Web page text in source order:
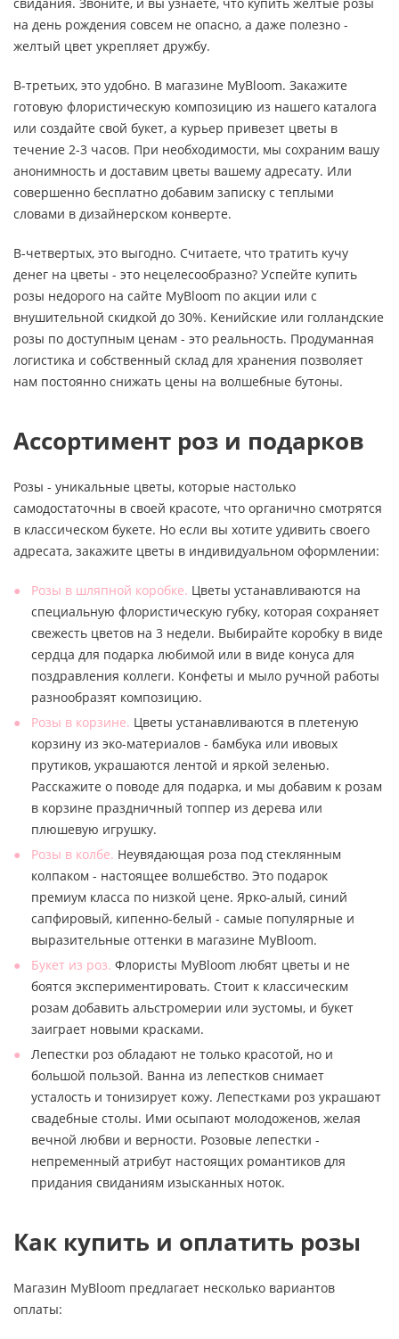
на день рождения совсем не опасно, а даже полезно -
желтый цвет укрепляет дружбу.
В-третьих, это удобно. В магазине MyBloom. Закажите
готовую флористическую композицию из нашего каталога
или создайте свой букет, а курьер привезет цветы в
течение 2-3 часов. При необходимости, мы сохраним вашу
анонимность и доставим цветы вашему адресату. Или
совершенно бесплатно добавим записку с теплыми
словами в дизайнерском конверте.
В-четвертых, это выгодно. Считаете, что тратить кучу
денег на цветы - это нецелесообразно? Успейте купить
розы недорого на сайте MyBloom по акции или с
внушительной скидкой до 30%. Кенийские или голландские
розы по доступным ценам - это реальность. Продуманная
логистика и собственный склад для хранения позволяет
нам постоянно снижать цены на волшебные бутоны.
Ассортимент роз и подарков
Розы - уникальные цветы, которые настолько
самодостаточны в своей красоте, что органично смотрятся
в классическом букете. Но если вы хотите удивить своего
адресата, закажите цветы в индивидуальном оформлении:
Розы в шляпной коробке. Цветы устанавливаются на
специальную флористическую губку, которая сохраняет
свежесть цветов на 3 недели. Выбирайте коробку в виде
сердца для подарка любимой или в виде конуса для
поздравления коллеги. Конфеты и мыло ручной работы
разнообразят композицию.
Розы в корзине. Цветы устанавливаются в плетеную
корзину из эко-материалов - бамбука или ивовых
прутиков, украшаются лентой и яркой зеленью.
Расскажите о поводе для подарка, и мы добавим к розам
в корзине праздничный топпер из дерева или
плюшевую игрушку.
Розы в колбе. Неувядающая роза под стеклянным
колпаком - настоящее волшебство. Это подарок
премиум класса по низкой цене. Ярко-алый, синий
сапфировый, кипенно-белый - самые популярные и
выразительные оттенки в магазине MyBloom.
Букет из роз. Флористы MyBloom любят цветы и не
боятся экспериментировать. Стоит к классическим
розам добавить альстромерии или эустомы, и букет
заиграет новыми красками.
Лепестки роз обладают не только красотой, но и
большой пользой. Ванна из лепестков снимает
усталость и тонизирует кожу. Лепестками роз украшают
свадебные столы. Ими осыпают молодоженов, желая
вечной любви и верности. Розовые лепестки -
непременный атрибут настоящих романтиков для
придания свиданиям изысканных ноток.
Как купить и оплатить розы
Магазин MyBloom предлагает несколько вариантов
оплаты: